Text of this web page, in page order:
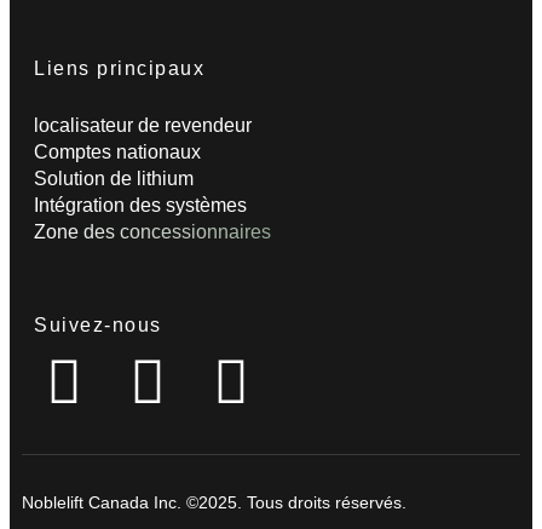
Liens principaux
localisateur de revendeur
Comptes nationaux
Solution de lithium
Intégration des systèmes
Zone des concessionnaires
Suivez-nous
Noblelift Canada Inc. ©2025. Tous droits réservés.